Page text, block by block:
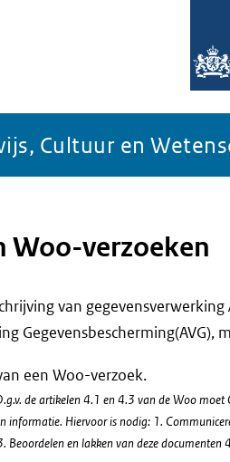
Cultuur en
Woo-verzoeken
van gegevensverwerking
Gegevensbescherming(AVG),
een Woo-verzoek.
de artikelen 4.1 en 4.3 van de Woo
Hiervoor is nodig: 1.
Beoordelen en lakken van deze documenten